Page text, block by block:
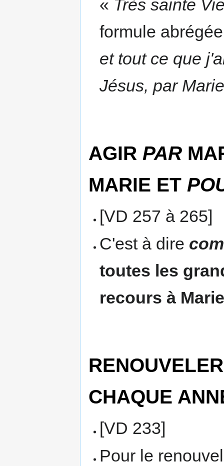
« Très sainte
formule
et tout ce que
Jésus, par
AGIR PAR
MARIE ET
[VD 257 à 265]
C'est à dire
toutes les
recours à
CHAQUE
[VD 233]
Pour le